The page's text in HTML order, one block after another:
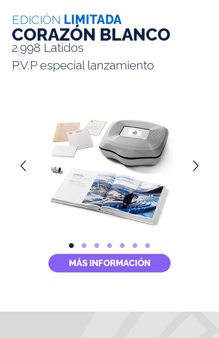
EDICIÓN LIMITADA
CORAZÓN BLANCO
2.998 Latidos
P.V.P especial lanzamiento
MÁS INFORMACIÓN